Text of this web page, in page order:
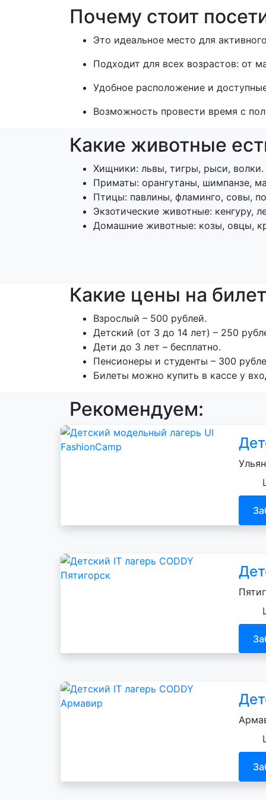
Почему стоит
Это идеальное место для
Подходит для всех возрастов: от
Удобное расположение и
Возможность провести время с
Какие животные
Хищники: львы, тигры, рыси, волки.
Приматы: орангутаны, шимпанзе,
Птицы: павлины, фламинго, совы,
Экзотические животные: кенгуру,
Домашние животные: козы, овцы,
Какие цены на
Взрослый – 500 рублей.
Детский (от 3 до 14 лет) – 250
Дети до 3 лет – бесплатно.
Пенсионеры и студенты – 300
Билеты можно купить в кассе у
Рекомендуем: